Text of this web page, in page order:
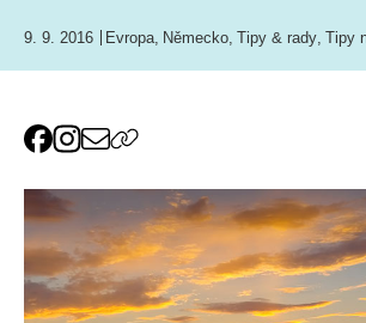
9. 9. 2016 Evropa, Německo, Tipy & rady, Tipy